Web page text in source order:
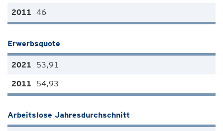
46
Erwerbsquote
53,91
54,93
Arbeitslose Jahresdurchschnitt